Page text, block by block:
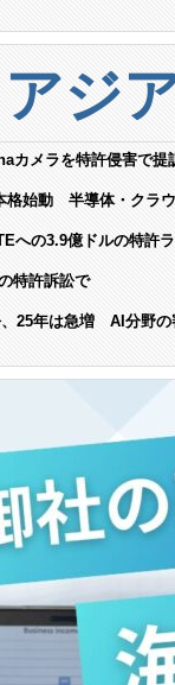
アジ
カメラを特許侵害で
格始動 半導体・クラ
への3.9億ドルの特許
特許訴訟で
25年は急増 AI分野の